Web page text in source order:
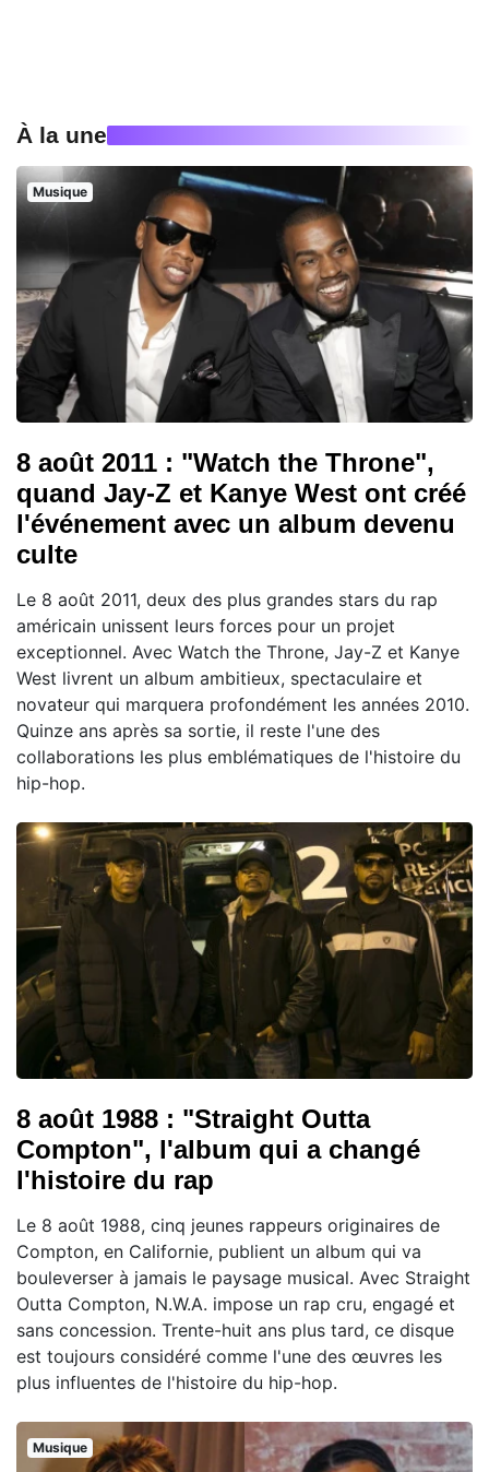
À la une
Musique
8 août 2011 : "Watch the Throne",
quand Jay-Z et Kanye West ont créé
l'événement avec un album devenu
culte
Le 8 août 2011, deux des plus grandes stars du rap
américain unissent leurs forces pour un projet
exceptionnel. Avec Watch the Throne, Jay-Z et Kanye
West livrent un album ambitieux, spectaculaire et
novateur qui marquera profondément les années 2010.
Quinze ans après sa sortie, il reste l'une des
collaborations les plus emblématiques de l'histoire du
hip-hop.
8 août 1988 : "Straight Outta
Compton", l'album qui a changé
l'histoire du rap
Le 8 août 1988, cinq jeunes rappeurs originaires de
Compton, en Californie, publient un album qui va
bouleverser à jamais le paysage musical. Avec Straight
Outta Compton, N.W.A. impose un rap cru, engagé et
sans concession. Trente-huit ans plus tard, ce disque
est toujours considéré comme l'une des œuvres les
plus influentes de l'histoire du hip-hop.
Musique